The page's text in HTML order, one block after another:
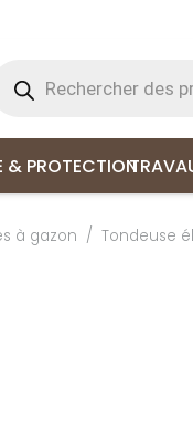
produits
& PROTECTION
à gazon / Tondeuse